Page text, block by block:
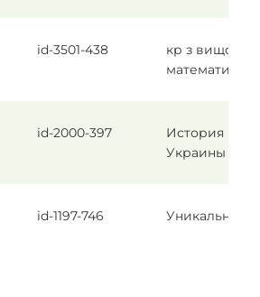
id-3501-438
кр з вищої
математики
id-2000-397
История
Украины
id-1197-746 Уникальна